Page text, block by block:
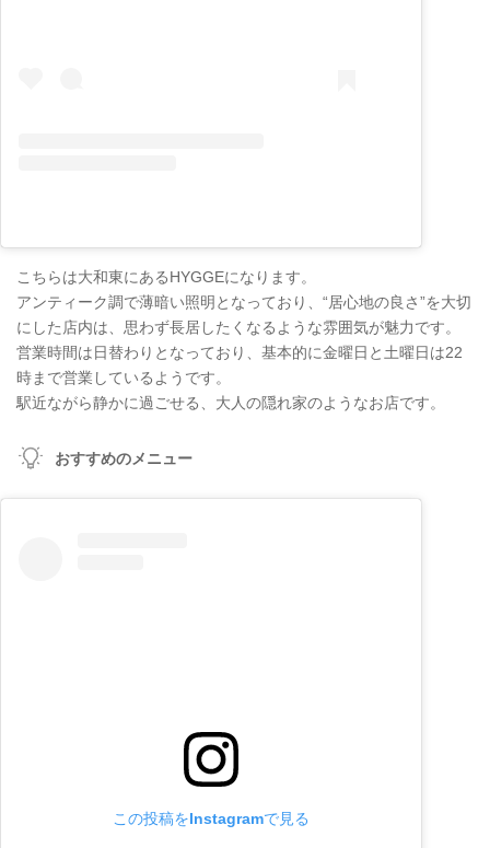
こちらは大和東にあるHYGGEになります。
アンティーク調で薄暗い照明となっており、“居心地の良さ”を大切
にした店内は、思わず長居したくなるような雰囲気が魅力です。
営業時間は日替わりとなっており、基本的に金曜日と土曜日は22
時まで営業しているようです。
駅近ながら静かに過ごせる、大人の隠れ家のようなお店です。
おすすめのメニュー
この投稿をInstagramで見る